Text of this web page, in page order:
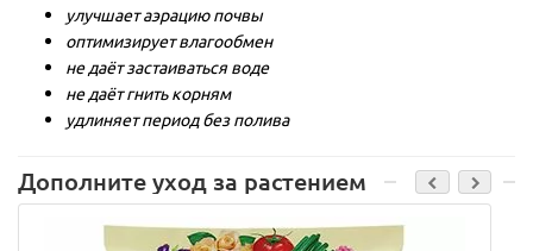
улучшает аэрацию почвы
оптимизирует влагообмен
не даёт застаиваться воде
не даёт гнить корням
удлиняет период без полива
Дополните уход за растением